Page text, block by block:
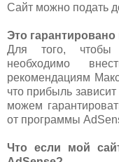
Сайт можно подать
Это
Для того, чтобы
необходимо
рекомендациям
что прибыль
можем
от программы
Что если мой